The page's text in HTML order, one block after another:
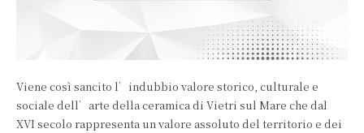
Viene così sancito l’indubbio valore storico, culturale e
sociale dell’arte della ceramica di Vietri sul Mare che dal
XVI secolo rappresenta un valore assoluto del territorio e dei